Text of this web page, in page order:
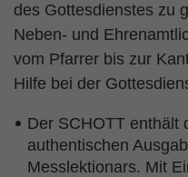
des Gottesdienstes zu
Neben- und
vom Pfarrer bis zur
Hilfe bei der
Der SCHOTT enthält
authentischen
Messlektionars. Mit